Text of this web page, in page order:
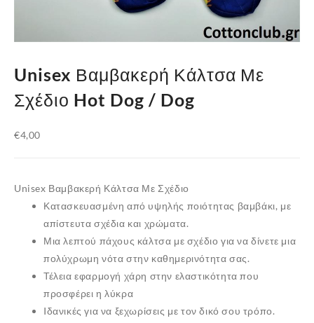
Unisex Βαμβακερή Κάλτσα Με
Σχέδιο Hot Dog / Dog
€4,00
Unisex Βαμβακερή Κάλτσα Με Σχέδιο
Κατασκευασμένη από υψηλής ποιότητας βαμβάκι, με
απίστευτα σχέδια και χρώματα.
Μια λεπτού πάχους κάλτσα με σχέδιο για να δίνετε μια
πολύχρωμη νότα στην καθημερινότητα σας.
Τέλεια εφαρμογή χάρη στην ελαστικότητα που
προσφέρει ηλύκρα
Iδανικές για να ξεχωρίσεις με τον δικό σου τρόπο.